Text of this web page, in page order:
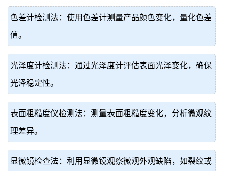
色差计检测法：使用色差计测量产品颜色变化，量化色差
值。
光泽度计检测法：通过光泽度计评估表面光泽变化，确保
光泽稳定性。
表面粗糙度仪检测法：测量表面粗糙度变化，分析微观纹
理差异。
显微镜检查法：利用显微镜观察微观外观缺陷，如裂纹或